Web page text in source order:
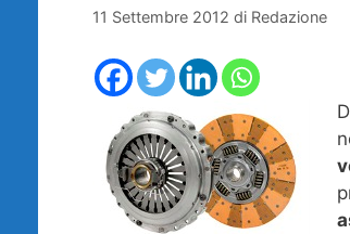
11 Settembre 2012 di Redazione